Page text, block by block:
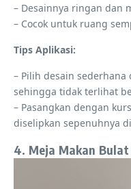
– Desainnya ringan dan
– Cocok untuk ruang
Tips Aplikasi:
– Pilih desain
sehingga tidak terlihat
– Pasangkan dengan
diselipkan sepenuhnya
4. Meja Makan Bulat